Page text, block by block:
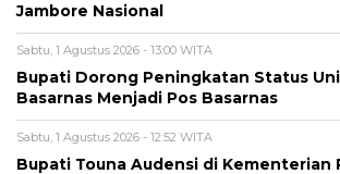
Jambore Nasional
Sabtu, 1 Agustus 2026 - 13:00 WITA
Bupati Dorong Peningkatan Status
Basarnas Menjadi Pos Basarnas
Sabtu, 1 Agustus 2026 - 12:52 WITA
Bupati Touna Audensi di Kementerian